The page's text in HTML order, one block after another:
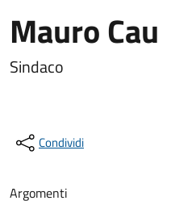
Mauro Cau
Sindaco
Condividi
Argomenti